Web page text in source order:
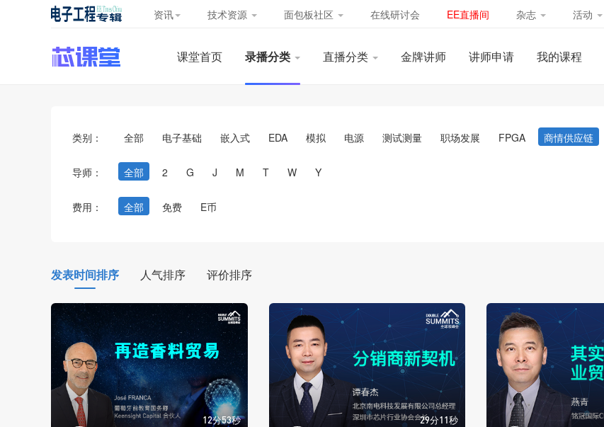
资讯 技术资源 面包板社区 在线研讨会 EE直播间 杂志 活动
课堂首页 录播分类 直播分类 金牌讲师 讲师申请 我的课程
类别： 全部 电子基础 嵌入式 EDA 模拟 电源 测试测量 职场发展 FPGA 商情供应链
导师： 全部 2 G J M T W Y
费用： 全部 免费 E币
发表时间排序 人气排序 评价排序
12分53秒 29分11秒